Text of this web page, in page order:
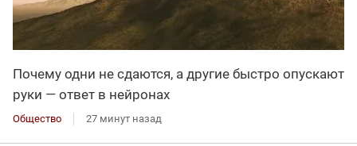
Почему одни не сдаются, а другие быстро опускают
руки — ответ в нейронах
Общество 27 минут назад